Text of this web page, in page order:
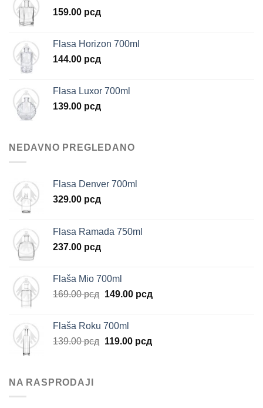
159.00 рсд
Flasa Horizon 700ml
144.00 рсд
Flasa Luxor 700ml
139.00 рсд
NEDAVNO PREGLEDANO
Flasa Denver 700ml
329.00 рсд
Flasa Ramada 750ml
237.00 рсд
Flaša Mio 700ml
169.00рсд Originalna
bila:
169.00 рсд.
149.00 рсдTrenutna
Flaša Roku 700ml
139.00рсд Originalna
119.00 рсдTrenutna
NA RASPRODAJI